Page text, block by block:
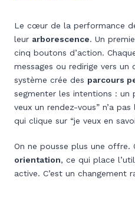
Le cœur de la performance
leur arborescence. Un
cinq boutons d’action.
messages ou redirige vers un
système crée des parcours
segmenter les intentions : un
veux un rendez-vous” n’a
qui clique sur “je veux en
On ne pousse plus une offre.
orientation, ce qui place
active. C’est un changement